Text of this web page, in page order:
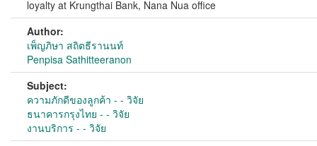
loyalty at Krungthai Bank, Nana Nua office
Author:
เพ็ญภิษา สถิตธีรานนท์
Penpisa Sathitteeranon
Subject:
ความภักดีของลูกค้า - - วิจัย
ธนาคารกรุงไทย - - วิจัย
งานบริการ - - วิจัย